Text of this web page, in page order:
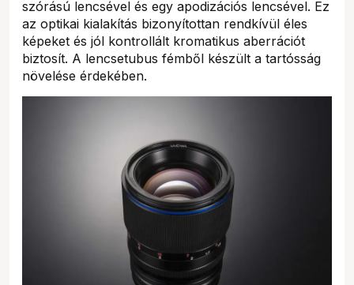
szórású lencsével és egy apodizációs lencsével. Ez
az optikai kialakítás bizonyítottan rendkívül éles
képeket és jól kontrollált kromatikus aberrációt
biztosít. A lencsetubus fémből készült a tartósság
növelése érdekében.